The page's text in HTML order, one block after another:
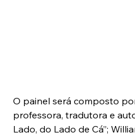
O painel será composto
professora, tradutora e
Lado, do Lado de Cá”;